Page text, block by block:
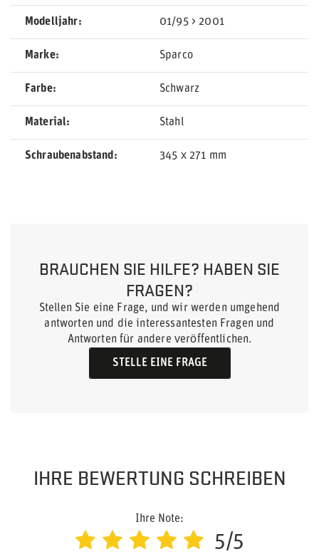
Modelljahr 01/95 > 2001
Marke Sparco
Farbe Schwarz
Material Stahl
Schraubenabstand 345 x 271 mm
BRAUCHEN SIE HILFE? HABEN SIE
FRAGEN?
Stellen Sie eine Frage, und wir werden umgehend
antworten und die interessantesten Fragen und
Antworten für andere veröffentlichen.
STELLE EINE FRAGE
IHRE BEWERTUNG SCHREIBEN
Ihre Note:
5/5